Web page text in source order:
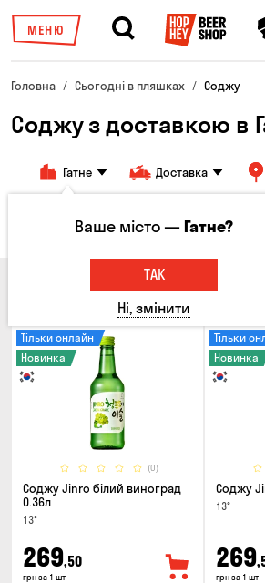
МЕНЮ
Головна Сьогодні в пляшках Соджу
Соджу з доставкою в
Гатне Доставка
Коктейлі Горілка Соджу
(0)
Тільки онлайн
Новинка
Соджу Jinro білий виноград
0.36л
13°
269,50
грн за 1 шт
Тільки
Новинка
Соджу
13°
269
грн за 1 шт
Ваше місто —Гатне?
ТАК
Ні, змінити